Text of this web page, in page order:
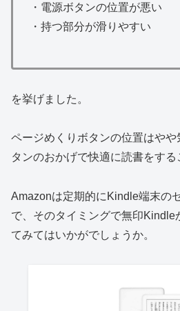
・電源ボタンの位置が悪い
・持つ部分が滑りやすい
を挙げました。
ページめくりボタンの位置はや
タンのおかげで快適に読書をする
Amazonは定期的にKindle端末の
で、そのタイミングで無印Kindle
てみてはいかがでしょうか。